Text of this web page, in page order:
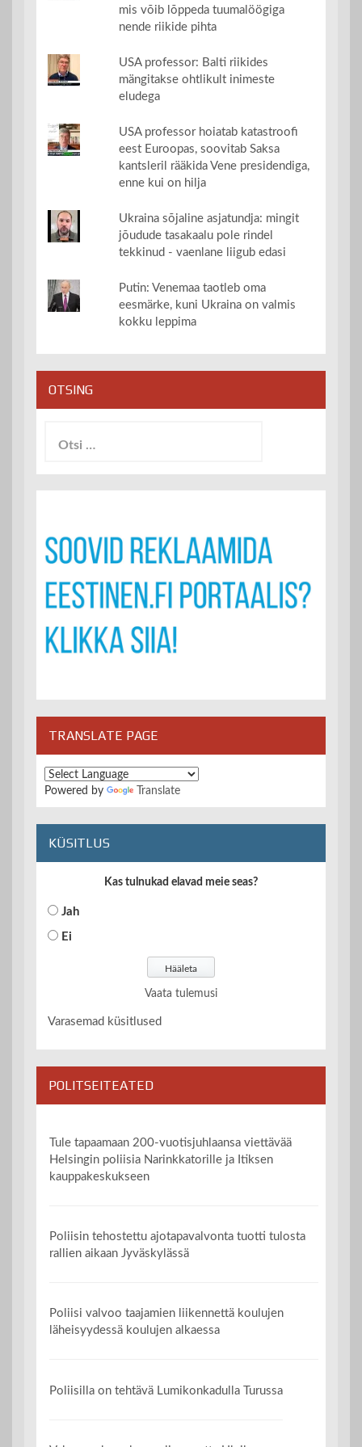
mis võib lõppeda tuumalöögiga
nende riikide pihta
USA professor: Balti riikides
mängitakse ohtlikult inimeste
eludega
USA professor hoiatab katastroofi
eest Euroopas, soovitab Saksa
kantsleril rääkida Vene presidendiga,
enne kui on hilja
Ukraina sõjaline asjatundja: mingit
jõudude tasakaalu pole rindel
tekkinud - vaenlane liigub edasi
Putin: Venemaa taotleb oma
eesmärke, kuni Ukraina on valmis
kokku leppima
OTSING
TRANSLATE PAGE
Powered by Translate
KÜSITLUS
Kas tulnukad elavad meie seas?
Jah
Ei
Vaata tulemusi
Varasemad küsitlused
POLITSEITEATED
Tule tapaamaan 200-vuotisjuhlaansa viettävää
Helsingin poliisia Narinkkatorille ja Itiksen
kauppakeskukseen
Poliisin tehostettu ajotapavalvonta tuotti tulosta
rallien aikaan Jyväskylässä
Poliisi valvoo taajamien liikennettä koulujen
läheisyydessä koulujen alkaessa
Poliisilla on tehtävä Lumikonkadulla Turussa